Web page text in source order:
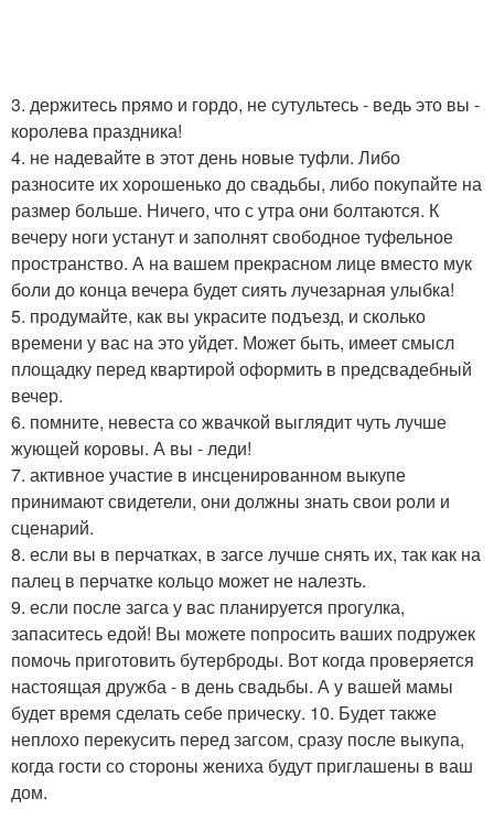
3. держитесь прямо и гордо, не сутультесь - ведь это вы -
королева праздника!
4. не надевайте в этот день новые туфли. Либо
разносите их хорошенько до свадьбы, либо покупайте на
размер больше. Ничего, что с утра они болтаются. К
вечеру ноги устанут и заполнят свободное туфельное
пространство. А на вашем прекрасном лице вместо мук
боли до конца вечера будет сиять лучезарная улыбка!
5. продумайте, как вы украсите подъезд, и сколько
времени у вас на это уйдет. Может быть, имеет смысл
площадку перед квартирой оформить в предсвадебный
вечер.
6. помните, невеста со жвачкой выглядит чуть лучше
жующей коровы. А вы - леди!
7. активное участие в инсценированном выкупе
принимают свидетели, они должны знать свои роли и
сценарий.
8. если вы в перчатках, в загсе лучше снять их, так как на
палец в перчатке кольцо может не налезть.
9. если после загса у вас планируется прогулка,
запаситесь едой! Вы можете попросить ваших подружек
помочь приготовить бутерброды. Вот когда проверяется
настоящая дружба - в день свадьбы. А у вашей мамы
будет время сделать себе прическу. 10. Будет также
неплохо перекусить перед загсом, сразу после выкупа,
когда гости со стороны жениха будут приглашены в ваш
дом.